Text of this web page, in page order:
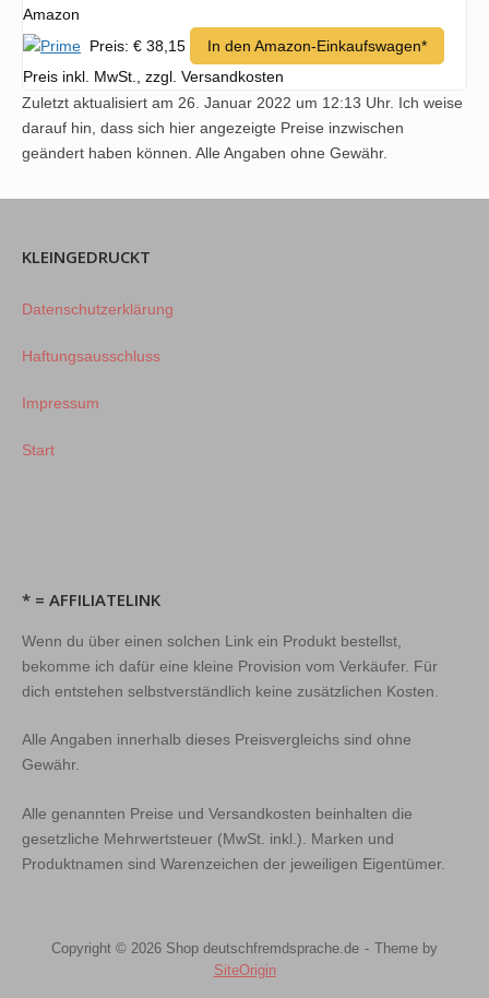
Amazon
Preis: € 38,15
In den Amazon-Einkaufswagen*
Preis inkl. MwSt., zzgl. Versandkosten
Zuletzt aktualisiert am 26. Januar 2022 um 12:13 Uhr. Ich weise
darauf hin, dass sich hier angezeigte Preise inzwischen
geändert haben können. Alle Angaben ohne Gewähr.
KLEINGEDRUCKT
Datenschutzerklärung
Haftungsausschluss
Impressum
Start
* = AFFILIATELINK
Wenn du über einen solchen Link ein Produkt bestellst,
bekomme ich dafür eine kleine Provision vom Verkäufer. Für
dich entstehen selbstverständlich keine zusätzlichen Kosten.
Alle Angaben innerhalb dieses Preisvergleichs sind ohne
Gewähr.
Alle genannten Preise und Versandkosten beinhalten die
gesetzliche Mehrwertsteuer (MwSt. inkl.). Marken und
Produktnamen sind Warenzeichen der jeweiligen Eigentümer.
Copyright © 2026 Shop deutschfremdsprache.de
Theme by
SiteOrigin